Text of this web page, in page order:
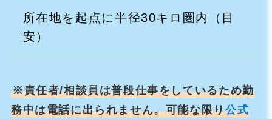
所在地を起点に半径30キロ圏内（目
安）
※責任者/相談員は普段仕事をしているため勤
務中は電話に出られません。可能な限り公式